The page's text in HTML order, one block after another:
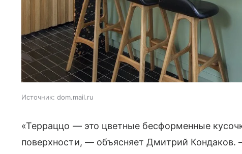
Источник: dom.mail.ru
«Терраццо — это цветные бесформенные
поверхности, — объясняет Дмитрий Кондаков.